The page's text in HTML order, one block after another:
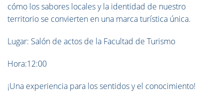
cómo los sabores locales y la identidad de nuestro
territorio se convierten en una marca turística única.
Lugar: Salón de actos de la Facultad de Turismo
Hora:12:00
¡Una experiencia para los sentidos y el conocimiento!